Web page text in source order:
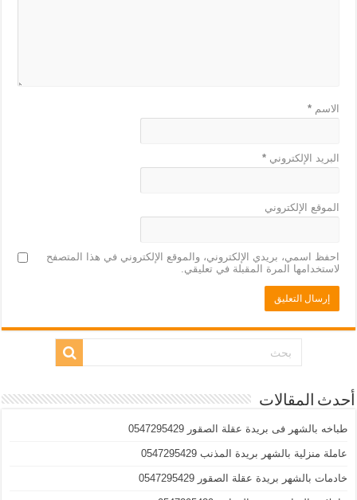
الاسم*
البريد الإلكتروني*
الموقع الإلكتروني
احفظ اسمي، بريدي الإلكتروني، والموقع الإلكتروني في هذا المتصفح
لاستخدامها المرة المقبلة في تعليقي.
أحدث المقالات
طباخه بالشهر فى بريدة عقلة الصقور 0547295429
عاملة منزلية بالشهر بريدة المذنب 0547295429
خادمات بالشهر بريدة عقلة الصقور 0547295429